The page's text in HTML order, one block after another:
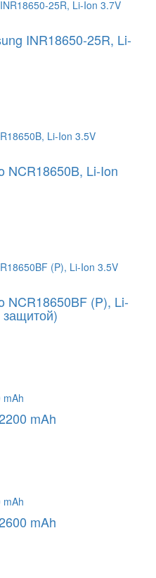
INR18650-25R, Li-
NCR18650B, Li-Ion
NCR18650BF (P), Li-
mAh
mAh